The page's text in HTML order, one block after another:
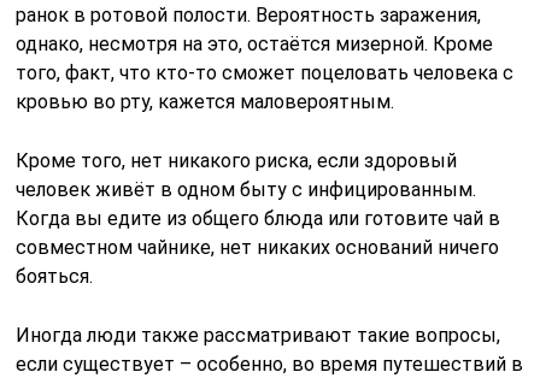
ранок в ротовой полости. Вероятность заражения,
однако, несмотря на это, остаётся мизерной. Кроме
того, факт, что кто-то сможет поцеловать человека с
кровью во рту, кажется маловероятным.
Кроме того, нет никакого риска, если здоровый
человек живёт в одном быту с инфицированным.
Когда вы едите из общего блюда или готовите чай в
совместном чайнике, нет никаких оснований ничего
бояться.
Иногда люди также рассматривают такие вопросы,
если существует – особенно, во время путешествий в